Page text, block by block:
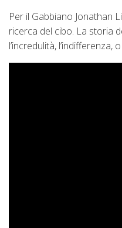
Per il Gabbiano Jonathan
ricerca del cibo. La storia
l’incredulità, l’indifferenza,